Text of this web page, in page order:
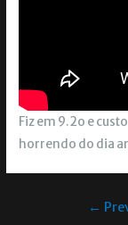
Fiz em 9.2o e
horrendo do dia
←